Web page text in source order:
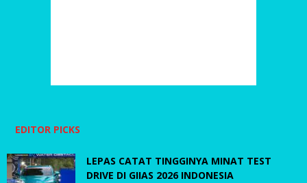
EDITOR PICKS
LEPAS CATAT TINGGINYA MINAT TEST
DRIVE DI GIIAS 2026 INDONESIA